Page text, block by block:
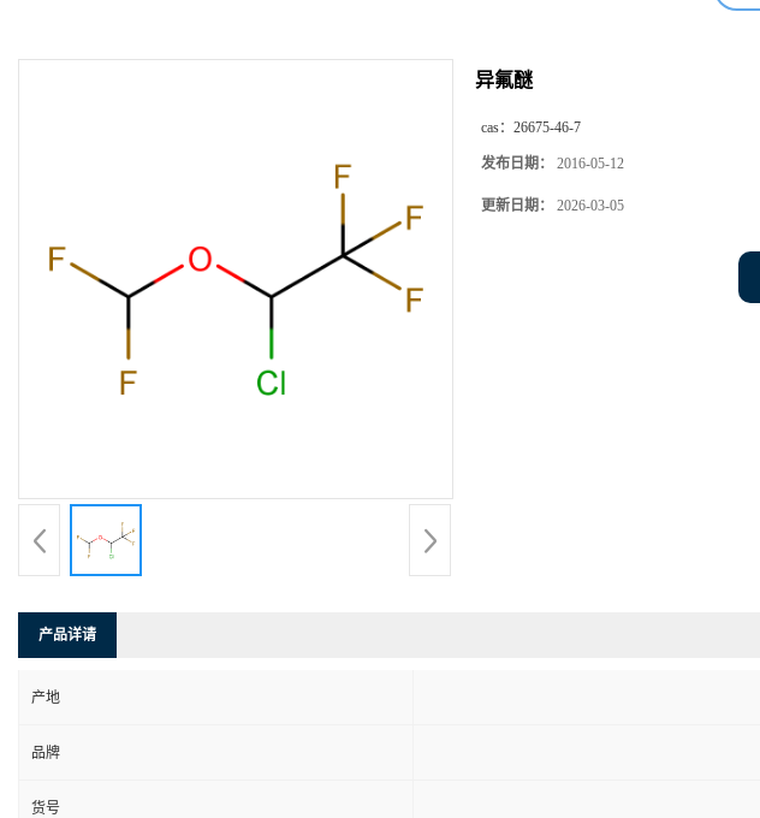
异氟醚
cas： 26675-46-7
发布日期： 2016-05-12
更新日期： 2026-03-05
产品详请
产地
品牌
货号